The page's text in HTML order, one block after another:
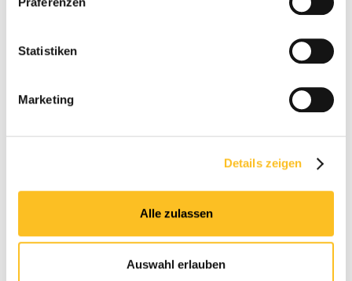
Statistiken
Marketing
Details zeigen
Alle zulassen
Auswahl erlauben
berechnen
Fahrzeug von einem Händler nicht verkauft wird und auf
dem Hof steht. Durch diese Standtage entstehen auch
Standkosten, welche generell...